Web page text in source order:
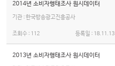
2014년 소비자행태조사 원시데이터
기관 : 한국방송광고진흥공사
조회수 : 112 등록일 : 18.11.13
2013년 소비자행태조사 원시데이터